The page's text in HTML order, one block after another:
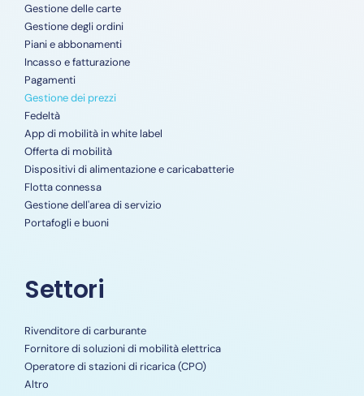
Gestione delle carte
Gestione degli ordini
Piani e abbonamenti
Incasso e fatturazione
Pagamenti
Gestione dei prezzi
Fedeltà
App di mobilità in white label
Offerta di mobilità
Dispositivi di alimentazione e caricabatterie
Flotta connessa
Gestione dell'area di servizio
Portafogli e buoni
Settori
Rivenditore di carburante
Fornitore di soluzioni di mobilità elettrica
Operatore di stazioni di ricarica (CPO)
Altro